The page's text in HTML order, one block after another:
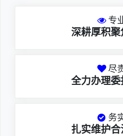
专
深耕厚积
尽
全力办理
务
扎实维护